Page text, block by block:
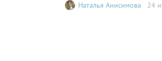
Наталья Анисимова 24